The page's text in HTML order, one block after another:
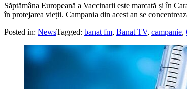
Săptămâna Europeană a Vaccinarii este marcată și în
în protejarea vieții. Campania din acest an se
Posted in: NewsTagged: banat fm, Banat TV, campanie,